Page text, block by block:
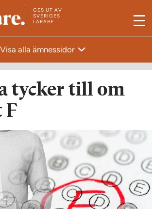
GES UT AV
SVERIGES
LÄRARE
M
Visa alla ämnessidor
tycker till om
F